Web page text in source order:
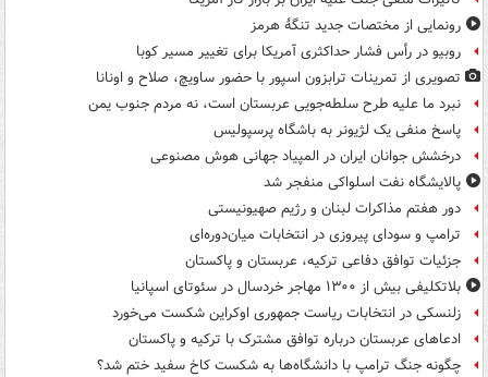
رونمایی از مختصات جدید تنگۀ هرمز
روبیو در رأس فشار حداکثری آمریکا برای تغییر مسیر کوبا
تصویری از تمرینات ترابزون اسپور با حضور ساویچ، صلاح و اونانا
نبرد ما علیه طرح سلطه‌جویی عربستان است، نه مردم جنوب یمن
پاسخ منفی یک لژیونر به باشگاه پرسپولیس
درخشش جوانان ایران در المپیاد جهانی هوش مصنوعی
پالایشگاه نفت اسلواکی منفجر شد
دور هفتم مذاکرات لبنان و رژیم صهیونیستی
ترامپ و سودای پیروزی در انتخابات میان‌دوره‌ای
جزئیات توافق دفاعی ترکیه، عربستان و پاکستان
بلاتکلیفی بیش از ۱۳۰۰ مهاجر خردسال در سئوتای اسپانیا
زلنسکی در انتخابات ریاست جمهوری اوکراین شکست می‌خورد
ادعاهای عربستان درباره توافق مشترک با ترکیه و پاکستان
چگونه جنگ ترامپ با دانشگاه‌ها به شکست کاخ سفید ختم شد؟